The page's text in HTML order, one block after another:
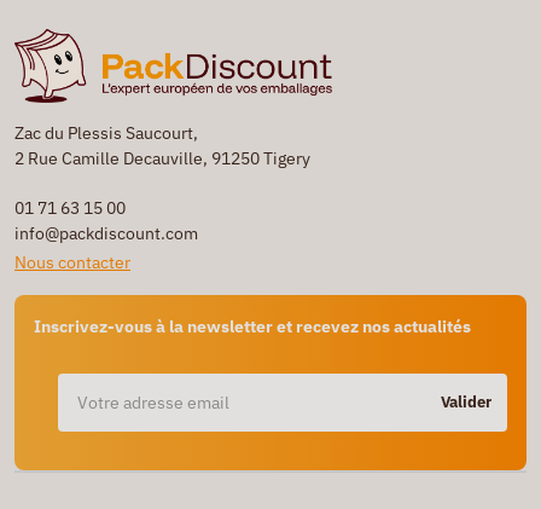
Zac du Plessis Saucourt,
2 Rue Camille Decauville, 91250 Tigery
01 71 63 15 00
info@packdiscount.com
Nous contacter
Inscrivez-vous à la newsletter et recevez nos actualités
Valider